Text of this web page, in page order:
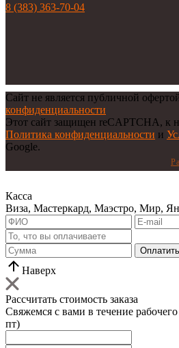
8 (383) 363-70-04
Сайт не является публичной
конфиденциальности
Этот сайт защищен reCAPTCHA, к
Политика конфиденциальности и
Google.
Касса
Виза, Мастеркард, Маэстро, Мир,
Оплатить
Наверх
Рассчитать стоимость заказа
Свяжемся с вами в течение
пт)